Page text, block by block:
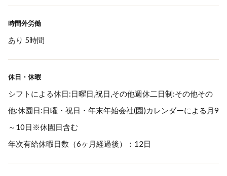
時間外労働
あり 5時間
休日・休暇
シフトによる休日:日曜日,祝日,その他週休二日制:その他その
他:休園日:日曜・祝日・年末年始会社(園)カレンダーによる月9
～10日※休園日含む
年次有給休暇日数（6ヶ月経過後）：12日